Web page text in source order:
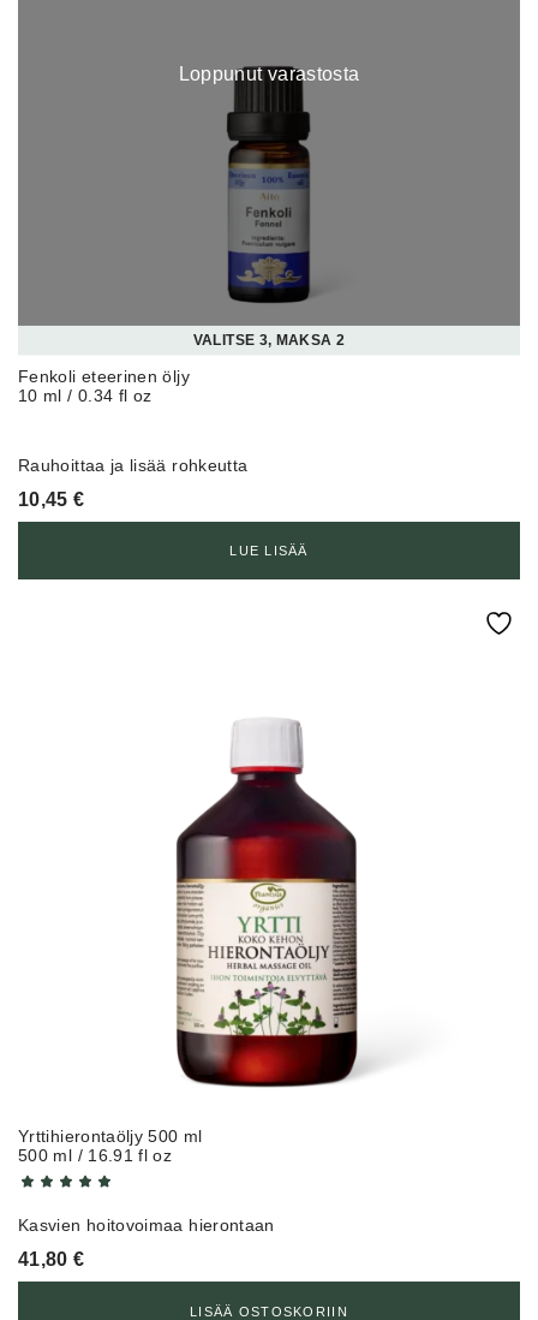
Loppunut varastosta
VALITSE 3, MAKSA 2
Fenkoli eteerinen öljy
10 ml / 0.34 fl oz
Rauhoittaa ja lisää rohkeutta
10,45€
LUE LISÄÄ
Yrttihierontaöljy 500 ml
500 ml / 16.91 fl oz
Kasvien hoitovoimaa hierontaan
41,80€
LISÄÄ OSTOSKORIIN